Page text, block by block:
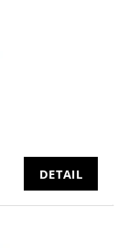
DETAIL